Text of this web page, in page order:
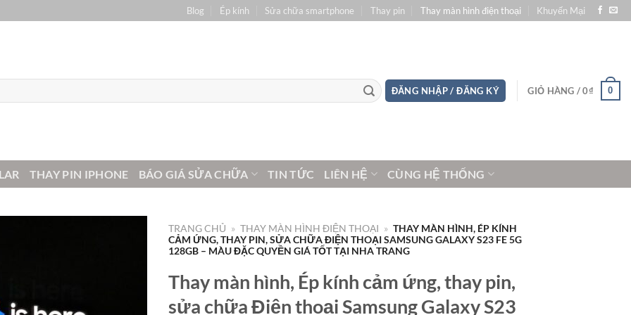
Blog Ép kính Sửa chữa smartphone Thay pin Thay màn hình điện thoại Khuyến Mại
ĐĂNG NHẬP / ĐĂNG KÝ GIỎ HÀNG /0₫ 0
THAY PIN IPHONE BÁO GIÁ SỬA CHỮA TIN TỨC LIÊN HỆ CÙNG HỆ THỐNG
TRANG CHỦ » THAY MÀN HÌNH ĐIỆN THOẠI » THAY MÀN HÌNH, ÉP KÍNH
CẢM ỨNG, THAY PIN, SỬA CHỮA ĐIỆN THOẠI SAMSUNG GALAXY S23 FE 5G
128GB – MÀU ĐẶC QUYỀN GIÁ TỐT TẠI NHA TRANG
Thay màn hình, Ép kính cảm ứng, thay pin,
sửa chữa Điện thoại Samsung Galaxy S23